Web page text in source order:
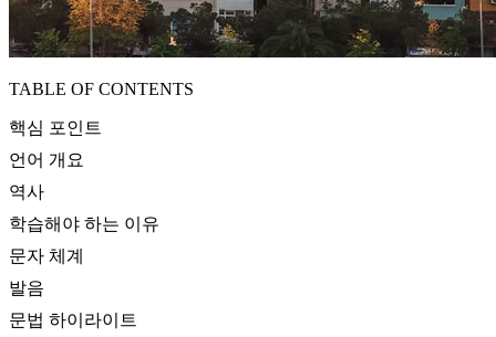
TABLE OF CONTENTS
핵심 포인트
언어 개요
역사
학습해야 하는 이유
문자 체계
발음
문법 하이라이트